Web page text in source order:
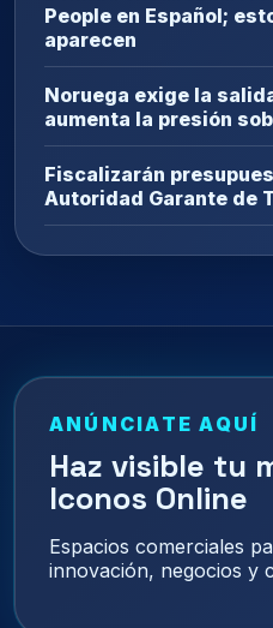
People en Español;
aparecen
Noruega exige la
aumenta la presión
Fiscalizarán
Autoridad Garante de
ANÚNCIATE AQUÍ
Haz visible tu
Iconos Online
Espacios comerciales
innovación, negocios y